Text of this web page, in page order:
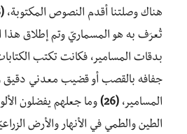
هناك وصلتنا أقدم النصوص المكتوبة، (25)
تُعرَف به هو المسماريّ وتم إطلاق هذا
بدقات المسامير، فكانت تكتب
جفافه بالقصب أو قضيب معدني دقيق
المسامير، (26)
وما جعلهم يفضلون
الطين والطمي في الأنهار والأرض